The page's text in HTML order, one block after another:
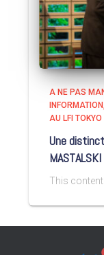
A NE PAS
INFORMATION
AU LFI TOKYO
Une
MASTALSKI
This